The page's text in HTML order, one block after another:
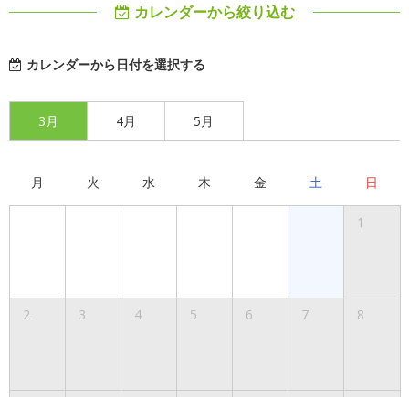
カレンダーから絞り込む
カレンダーから日付を選択する
3月 4月 5月
月 火 水 木 金 土 日
1
2 3 4 5 6 7 8